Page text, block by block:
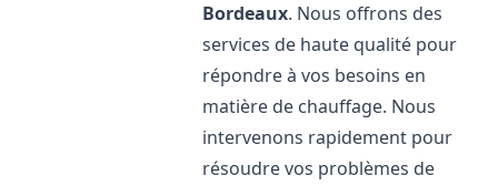
Bordeaux. Nous offrons des
services de haute qualité pour
répondre à vos besoins en
matière de chauffage. Nous
intervenons rapidement pour
résoudre vos problèmes de